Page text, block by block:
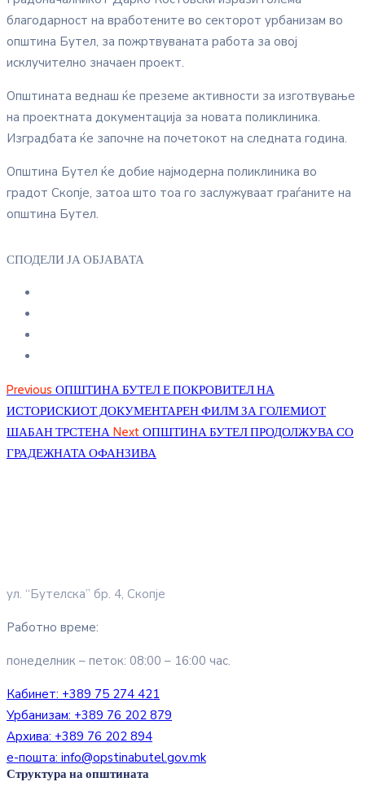
благодарност на вработените во секторот урбанизам во
општина Бутел, за пожртвуваната работа за овој
исклучително значаен проект.
Општината веднаш ќе преземе активности за изготвување
на проектната документација за новата поликлиника.
Изградбата ќе започне на почетокот на следната година.
Општина Бутел ќе добие најмодерна поликлиника во
градот Скопје, затоа што тоа го заслужуваат граѓаните на
општина Бутел.
СПОДЕЛИ ЈА ОБЈАВАТА
Previous ОПШТИНА БУТЕЛ Е ПОКРОВИТЕЛ НА
ИСТОРИСКИОТ ДОКУМЕНТАРЕН ФИЛМ ЗА ГОЛЕМИОТ
ШАБАН ТРСТЕНА Next ОПШТИНА БУТЕЛ ПРОДОЛЖУВА СО
ГРАДЕЖНАТА ОФАНЗИВА
ул. “Бутелска” бр. 4, Скопје
Работно време:
понеделник – петок: 08:00 – 16:00 час.
Кабинет: +389 75 274 421
Урбанизам: +389 76 202 879
Архива: +389 76 202 894
е-пошта: info@opstinabutel.gov.mk
Структура на општината